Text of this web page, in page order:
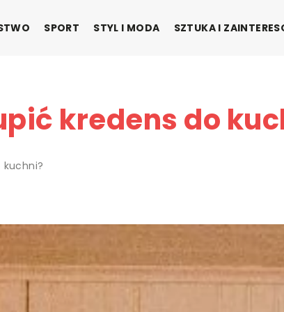
SPORT STYL I MODA SZTUKA I
kredens do
kuchni?